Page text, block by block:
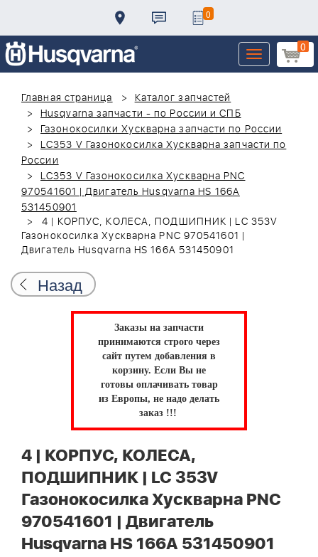
0
0
Toggle
navigation
Главная страница
Каталог запчастей
Husqvarna запчасти - по России и СПБ
Газонокосилки Хускварна запчасти по России
LC353 V Газонокосилка Хускварна запчасти по
России
LC353 V Газонокосилка Хускварна PNC
970541601 | Двигатель Husqvarna HS 166A
531450901
4 | КОРПУС, КОЛЕСА, ПОДШИПНИК | LC 353V
Газонокосилка Хускварна PNC 970541601 |
Двигатель Husqvarna HS 166A 531450901
Назад
Заказы на запчасти
принимаются строго через
сайт путем добавления в
корзину. Если Вы не
готовы оплачивать товар
из Европы, не надо делать
заказ !!!
4 | КОРПУС, КОЛЕСА,
ПОДШИПНИК | LC 353V
Газонокосилка Хускварна PNC
970541601 | Двигатель
Husqvarna HS 166A 531450901